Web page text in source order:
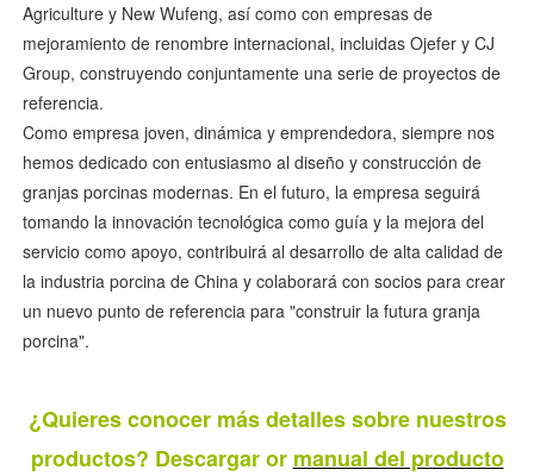
Agriculture y New Wufeng, así como con empresas de
mejoramiento de renombre internacional, incluidas Ojefer y CJ
Group, construyendo conjuntamente una serie de proyectos de
referencia.
Como empresa joven, dinámica y emprendedora, siempre nos
hemos dedicado con entusiasmo al diseño y construcción de
granjas porcinas modernas. En el futuro, la empresa seguirá
tomando la innovación tecnológica como guía y la mejora del
servicio como apoyo, contribuirá al desarrollo de alta calidad de
la industria porcina de China y colaborará con socios para crear
un nuevo punto de referencia para "construir la futura granja
porcina".
¿Quieres conocer más detalles sobre nuestros
productos? Descargar or manual del producto